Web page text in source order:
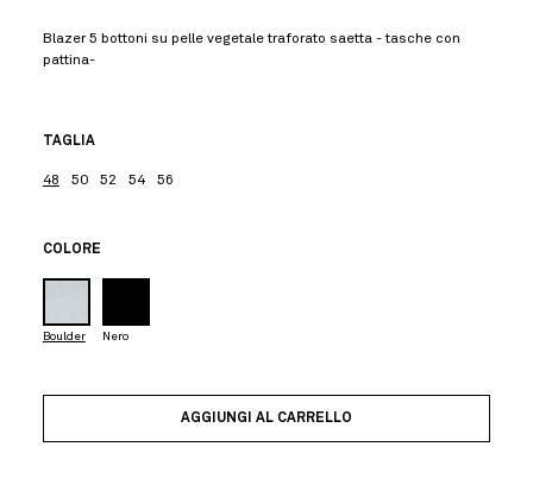
Blazer 5 bottoni su pelle vegetale traforato saetta - tasche con
pattina-
TAGLIA
48 50 52 54 56
COLORE
Boulder Nero
AGGIUNGI AL CARRELLO